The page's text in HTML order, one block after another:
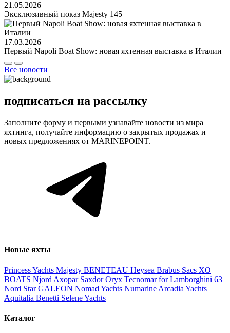
21.05.2026
Эксклюзивный показ Majesty 145
17.03.2026
Первый Napoli Boat Show: новая яхтенная выставка в Италии
Все новости
подписаться на рассылку
Заполните форму и первыми узнавайте новости из мира
яхтинга, получайте информацию о закрытых продажах и
новых предложениях от MARINEPOINT.
Новые яхты
Princess Yachts Majesty BENETEAU Heysea Brabus Sacs XO
BOATS Njord Axopar SaxdorOryx Tecnomar for Lamborghini 63
Nord StarGALEON Nomad Yachts Numarine Arcadia Yachts
Aquitalia Benetti Selene Yachts
Каталог